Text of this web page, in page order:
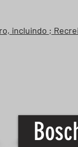
incluindo ;